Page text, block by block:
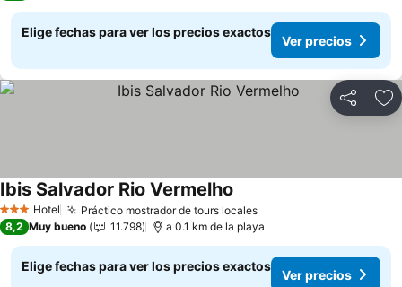
Elige fechas para ver los precios exactos
Ver precios
Compartir
3 Estrellas
Hotel Práctico mostrador de tours locales
Ibis Salvador Rio Vermelho
8,2 Muy bueno 11.798 a 0.1 km de la playa
Elige fechas para ver los precios exactos
Ver precios